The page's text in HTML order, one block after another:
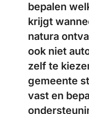
bepalen
krijgt
natura
ook niet
zelf te
gemeente
vast en